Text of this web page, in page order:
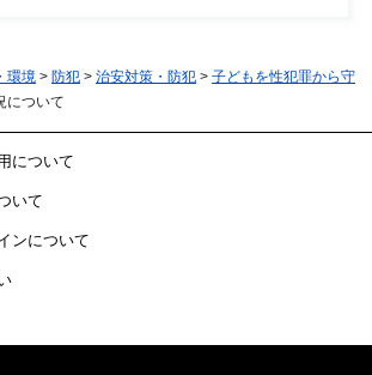
環境 > 防犯 > 治安対策・防犯 > 子どもを性犯罪から守
について
について
いて
ンについて